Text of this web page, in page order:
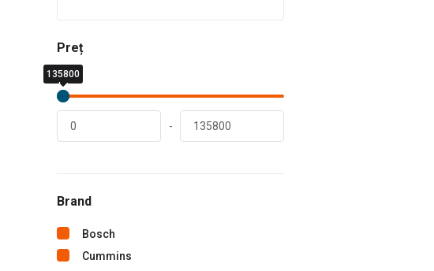
Preț
0
lei
135800
lei
-
Brand
Bosch
Cummins